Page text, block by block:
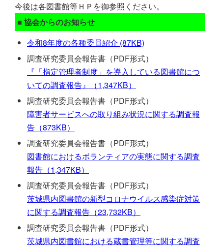
今後は各図書館等ＨＰを御参照ください。
■ 協会からのお知らせ
令和8年度の各種委員紹介 (87KB)
調査研究委員会報告書（PDF形式）
『「指定管理者制度」を導入している図書館につ
いての調査報告』（1,347KB）
調査研究委員会報告書（PDF形式）
障害者サービスへの取り組み状況に関する調査報
告（873KB）
調査研究委員会報告書（PDF形式）
図書館におけるボランティアの実態に関する調査
報告（1,347KB）
調査研究委員会報告書（PDF形式）
茨城県内図書館の新型コロナウイルス感染症対策
に関する調査報告（23,732KB）
調査研究委員会報告書（PDF形式）
茨城県内図書館における蔵書管理等に関する調査